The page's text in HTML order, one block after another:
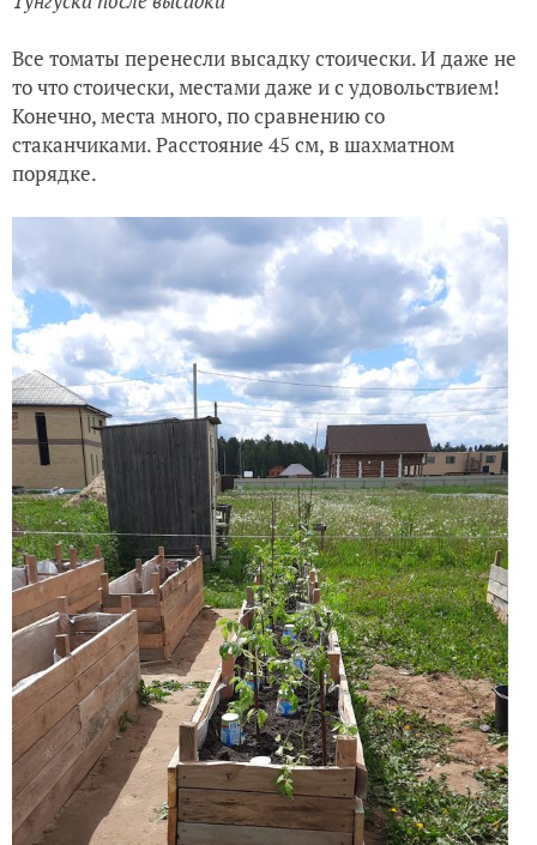
Все томаты перенесли высадку стоически. И даже не
то что стоически, местами даже и с удовольствием!
Конечно, места много, по сравнению со
стаканчиками. Расстояние 45 см, в шахматном
порядке.